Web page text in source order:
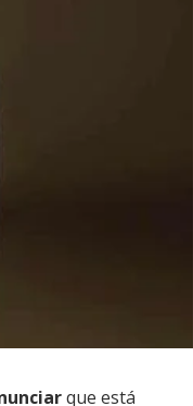
que está